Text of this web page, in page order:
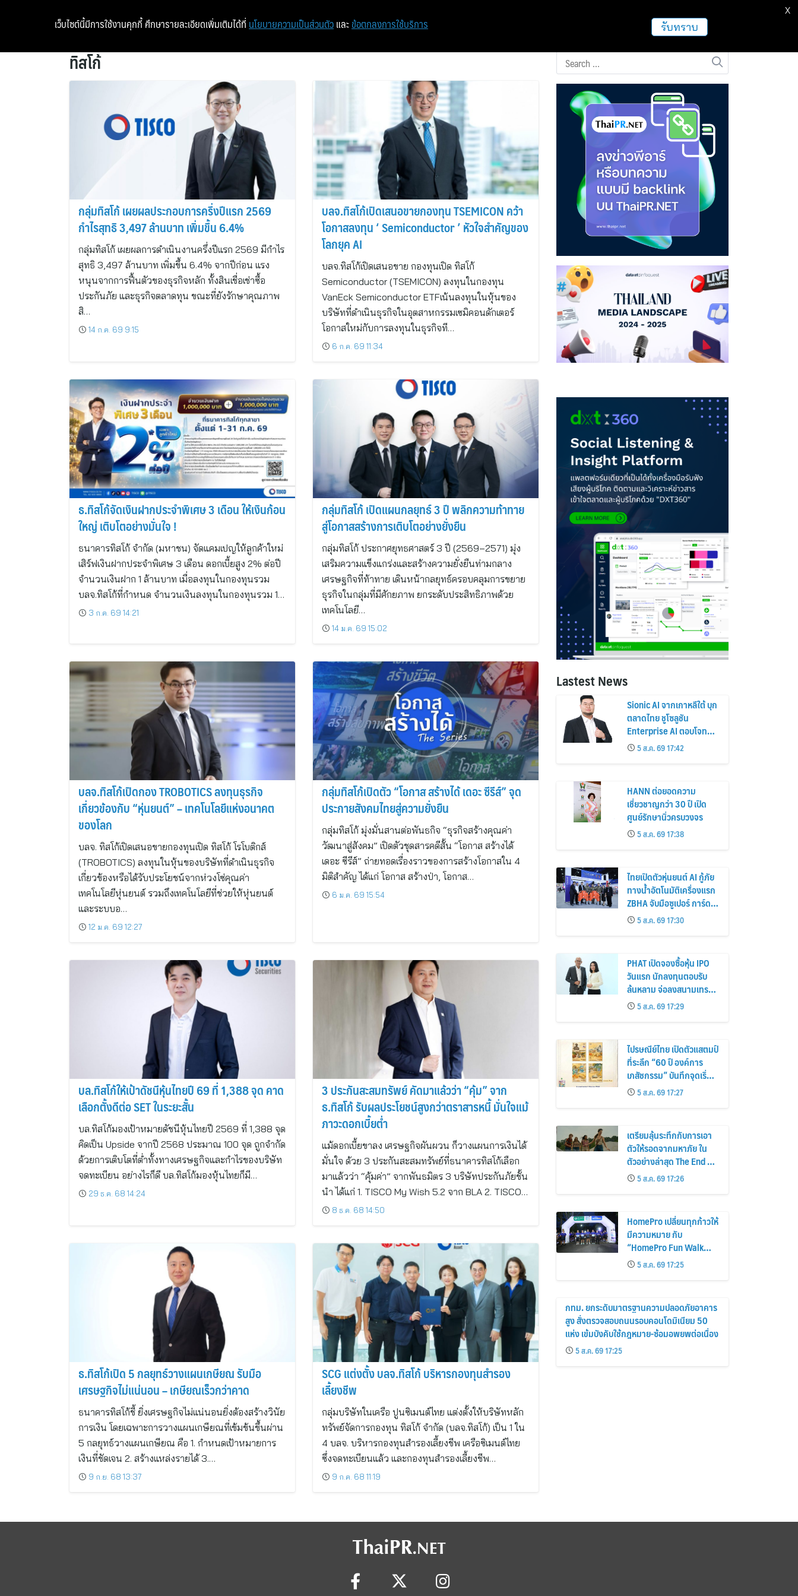
หน้าแรก ท่องเที่ยว ฝากข่าวประชาสัมพันธ์
ทิสโก้
กลุ่มทิสโก้ เผยผลประกอบการครึ่งปีแรก 2569
กำไรสุทธิ 3,497 ล้านบาท เพิ่มขึ้น 6.4%
กลุ่มทิสโก้ เผยผลการดำเนินงานครึ่งปีแรก 2569 มีกำไร
สุทธิ 3,497 ล้านบาท เพิ่มขึ้น 6.4% จากปีก่อน แรง
หนุนจากการฟื้นตัวของธุรกิจหลัก ทั้งสินเชื่อเช่าซื้อ
ประกันภัย และธุรกิจตลาดทุน ขณะที่ยังรักษาคุณภาพ
สิ…
14 ก.ค. 69 9:15
บลจ.ทิสโก้เปิดเสนอขายกองทุน TSEMICON คว้า
โอกาสลงทุน ‘ Semiconductor ’ หัวใจสำคัญของ
โลกยุค AI
บลจ.ทิสโก้เปิดเสนอขาย กองทุนเปิด ทิสโก้
Semiconductor (TSEMICON) ลงทุนในกองทุน
VanEck Semiconductor ETFเน้นลงทุนในหุ้นของ
บริษัทที่ดำเนินธุรกิจในอุตสาหกรรมเซมิคอนดักเตอร์
โอกาสใหม่กับการลงทุนในธุรกิจที…
6 ก.ค. 69 11:34
ธ.ทิสโก้จัดเงินฝากประจำพิเศษ 3 เดือน ให้เงินก้อน
ใหญ่ เติบโตอย่างมั่นใจ !
ธนาคารทิสโก้ จำกัด (มหาชน) จัดแคมเปญให้ลูกค้าใหม่
เสิร์ฟเงินฝากประจำพิเศษ 3 เดือน ดอกเบี้ยสูง 2% ต่อปี
จำนวนเงินฝาก 1 ล้านบาท เมื่อลงทุนในกองทุนรวม
บลจ.ทิสโก้ที่กำหนด จำนวนเงินลงทุนในกองทุนรวม 1…
3 ก.ค. 69 14:21
กลุ่มทิสโก้ เปิดแผนกลยุทธ์ 3 ปี พลิกความท้าทาย
สู่โอกาสสร้างการเติบโตอย่างยั่งยืน
กลุ่มทิสโก้ ประกาศยุทธศาสตร์ 3 ปี (2569–2571) มุ่ง
เสริมความแข็งแกร่งและสร้างความยั่งยืนท่ามกลาง
เศรษฐกิจที่ท้าทาย เดินหน้ากลยุทธ์ครอบคลุมการขยาย
ธุรกิจในกลุ่มที่มีศักยภาพ ยกระดับประสิทธิภาพด้วย
เทคโนโลยี…
14 ม.ค. 69 15:02
บลจ.ทิสโก้เปิดกอง TROBOTICS ลงทุนธุรกิจ
เกี่ยวข้องกับ “หุ่นยนต์” – เทคโนโลยีแห่งอนาคต
ของโลก
บลจ. ทิสโก้เปิดเสนอขายกองทุนเปิด ทิสโก้ โรโบติกส์
(TROBOTICS) ลงทุนในหุ้นของบริษัทที่ดำเนินธุรกิจ
เกี่ยวข้องหรือได้รับประโยชน์จากห่วงโซ่คุณค่า
เทคโนโลยีหุ่นยนต์ รวมถึงเทคโนโลยีที่ช่วยให้หุ่นยนต์
และระบบอ…
12 ม.ค. 69 12:27
กลุ่มทิสโก้เปิดตัว “โอกาส สร้างได้ เดอะ ซีรีส์” จุด
ประกายสังคมไทยสู่ความยั่งยืน
กลุ่มทิสโก้ มุ่งมั่นสานต่อพันธกิจ “ธุรกิจสร้างคุณค่า
วัฒนาสู่สังคม” เปิดตัวชุดสารคดีสั้น “โอกาส สร้างได้
เดอะ ซีรีส์” ถ่ายทอดเรื่องราวของการสร้างโอกาสใน 4
มิติสำคัญ ได้แก่ โอกาส สร้างป่า, โอกาส…
6 ม.ค. 69 15:54
บล.ทิสโก้ให้เป้าดัชนีหุ้นไทยปี 69 ที่ 1,388 จุด คาด
เลือกตั้งดีต่อ SET ในระยะสั้น
บล.ทิสโก้มองเป้าหมายดัชนีหุ้นไทยปี 2569 ที่ 1,388 จุด
คิดเป็น Upside จากปี 2568 ประมาณ 100 จุด ถูกจำกัด
ด้วยการเติบโตที่ต่ำทั้งทางเศรษฐกิจและกำไรของบริษัท
จดทะเบียน อย่างไรก็ดี บล.ทิสโก้มองหุ้นไทยก็มี…
29 ธ.ค. 68 14:24
3 ประกันสะสมทรัพย์ คัดมาแล้วว่า “คุ้ม” จาก
ธ.ทิสโก้ รับผลประโยชน์สูงกว่าตราสารหนี้ มั่นใจแม้
ภาวะดอกเบี้ยต่ำ
แม้ดอกเบี้ยขาลง เศรษฐกิจผันผวน ก็วางแผนการเงินได้
มั่นใจ ด้วย 3 ประกันสะสมทรัพย์ที่ธนาคารทิสโก้เลือก
มาแล้วว่า “คุ้มค่า” จากพันธมิตร 3 บริษัทประกันภัยชั้น
นำ ได้แก่ 1. TISCO My Wish 5.2 จาก BLA 2. TISCO…
8 ธ.ค. 68 14:50
ธ.ทิสโก้เปิด 5 กลยุทธ์วางแผนเกษียณ รับมือ
เศรษฐกิจไม่แน่นอน – เกษียณเร็วกว่าคาด
ธนาคารทิสโก้ชี้ ยิ่งเศรษฐกิจไม่แน่นอนยิ่งต้องสร้างวินัย
การเงิน โดยเฉพาะการวางแผนเกษียณที่เข้มข้นขึ้นผ่าน
5 กลยุทธ์วางแผนเกษียณ คือ 1. กำหนดเป้าหมายการ
เงินที่ชัดเจน 2. สร้างแหล่งรายได้ 3.…
9 ก.ย. 68 13:37
SCG แต่งตั้ง บลจ.ทิสโก้ บริหารกองทุนสำรอง
เลี้ยงชีพ
กลุ่มบริษัทในเครือ ปูนซิเมนต์ไทย แต่งตั้งให้บริษัทหลัก
ทรัพย์จัดการกองทุน ทิสโก้ จำกัด (บลจ.ทิสโก้) เป็น 1 ใน
4 บลจ. บริหารกองทุนสำรองเลี้ยงชีพ เครือซิเมนต์ไทย
ซึ่งจดทะเบียนแล้ว และกองทุนสำรองเลี้ยงชีพ…
9 ก.ค. 68 11:19
Lastest News
Sionic AI จากเกาหลีใต้ บุก
ตลาดไทย ชูโซลูชัน
Enterprise AI ตอบโจทย์
องค์กรยุคใหม่ เสถียร
ปลอดภัย และใช้งานได้จริง
5 ส.ค. 69 17:42
HANN ต่อยอดความ
เชี่ยวชาญกว่า 30 ปี เปิด
ศูนย์รักษานิ่วครบวงจร
5 ส.ค. 69 17:38
ไทยเปิดตัวหุ่นยนต์ AI กู้ภัย
ทางน้ำอัตโนมัติเครื่องแรก
ZBHA จับมือซูเปอร์ การ์ด
นำร่องที่ภูเก็ต
5 ส.ค. 69 17:30
PHAT เปิดจองซื้อหุ้น IPO
วันแรก นักลงทุนตอบรับ
ล้นหลาม จ่อลงสนามเทรด
ตลาด mai 20 ส.ค.นี้
5 ส.ค. 69 17:29
ไปรษณีย์ไทย เปิดตัวแสตมป์
ที่ระลึก “60 ปี องค์การ
เภสัชกรรม” บันทึกจุดเริ่ม
ต้นการพึ่งพาตนเองด้าน
ยาของไทย สู่ 6 ทศวรรษ
แห่งการพัฒนาสุขภาพคน
ไทย
5 ส.ค. 69 17:27
เตรียมลุ้นระทึกกับการเอา
ตัวให้รอดจากมหาภัย ใน
ตัวอย่างล่าสุด The End of
Oak Street – มหาภัยสุด
ถนนโอ๊ค
5 ส.ค. 69 17:26
HomePro เปลี่ยนทุกก้าวให้
มีความหมาย กับ
“HomePro Fun Walk
2026: Walk for Life” ทุก
ก้าวที่เดิน… คือโอกาสแห่ง
การมีชีวิต
5 ส.ค. 69 17:25
กทม. ยกระดับมาตรฐานความปลอดภัยอาคาร
สูง สั่งตรวจสอบถนนรอบคอนโดมิเนียม 50
แห่ง เข้มบังคับใช้กฎหมาย-ซ้อมอพยพต่อเนื่อง
5 ส.ค. 69 17:25
เว็บไซต์นี้มีการใช้งานคุกกี้ ศึกษารายละเอียดเพิ่มเติมได้ที่ นโยบายความเป็นส่วนตัว และ ข้อตกลงการใช้บริการ รับทราบ
X